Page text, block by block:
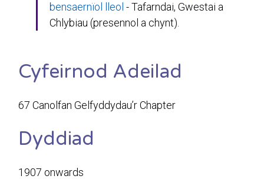
bensaernïol lleol - Tafarndai, Gwestai a
Chlybiau (presennol a chynt).
Cyfeirnod Adeilad
67 Canolfan Gelfyddydau’r Chapter
Dyddiad
1907 onwards